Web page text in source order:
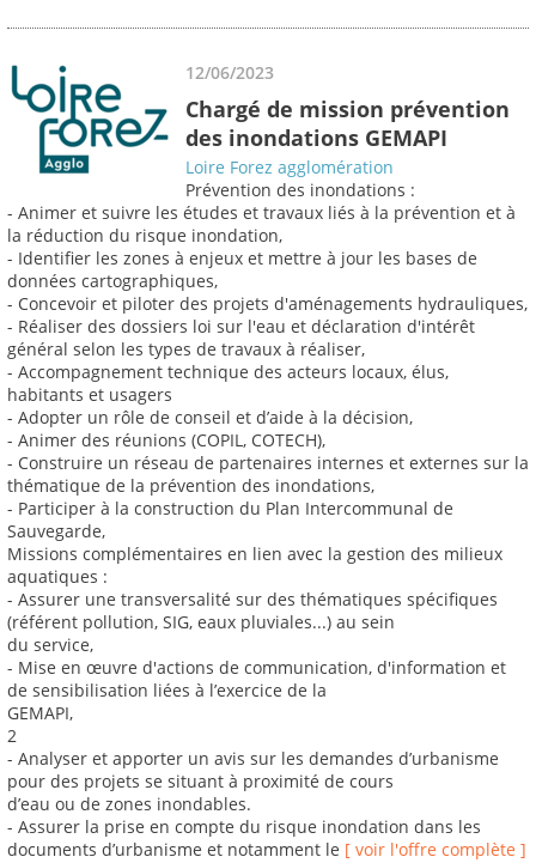
12/06/2023
Chargé de mission prévention
des inondations GEMAPI
Loire Forez agglomération
Prévention des inondations :
- Animer et suivre les études et travaux liés à la prévention et à
la réduction du risque inondation,
- Identifier les zones à enjeux et mettre à jour les bases de
données cartographiques,
- Concevoir et piloter des projets d'aménagements hydrauliques,
- Réaliser des dossiers loi sur l'eau et déclaration d'intérêt
général selon les types de travaux à réaliser,
- Accompagnement technique des acteurs locaux, élus,
habitants et usagers
- Adopter un rôle de conseil et d’aide à la décision,
- Animer des réunions (COPIL, COTECH),
- Construire un réseau de partenaires internes et externes sur la
thématique de la prévention des inondations,
- Participer à la construction du Plan Intercommunal de
Sauvegarde,
Missions complémentaires en lien avec la gestion des milieux
aquatiques :
- Assurer une transversalité sur des thématiques spécifiques
(référent pollution, SIG, eaux pluviales...) au sein
du service,
- Mise en œuvre d'actions de communication, d'information et
de sensibilisation liées à l’exercice de la
GEMAPI,
2
- Analyser et apporter un avis sur les demandes d’urbanisme
pour des projets se situant à proximité de cours
d’eau ou de zones inondables.
- Assurer la prise en compte du risque inondation dans les
documents d’urbanisme et notamment le [ voir l'offre complète ]